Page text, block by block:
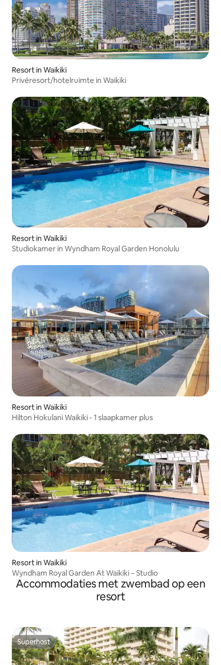
Resort in Waikiki
Privéresort/hotelruimte in Waikiki
Resort in Waikiki
Studiokamer in Wyndham Royal Garden Honolulu
Resort in Waikiki
Hilton Hokulani Waikiki - 1 slaapkamer plus
Resort in Waikiki
Wyndham Royal Garden At Waikiki – Studio
Accommodaties met zwembad op een
resort
Superhost
Superhost